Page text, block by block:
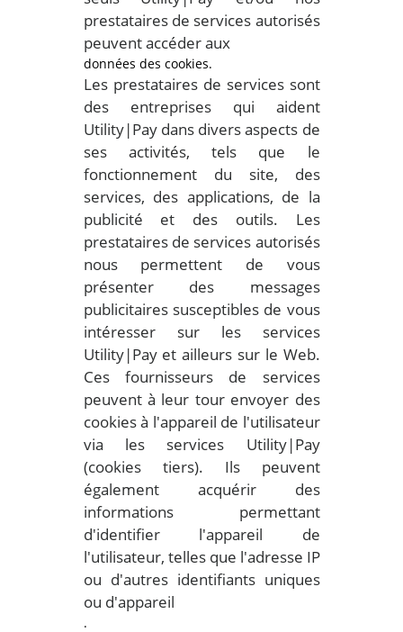
prestataires de services autorisés
peuvent accéder aux
données des cookies.
Les prestataires de services sont
des entreprises qui aident
Utility|Pay dans divers aspects de
ses activités, tels que le
fonctionnement du site, des
services, des applications, de la
publicité et des outils. Les
prestataires de services autorisés
nous permettent de vous
présenter des messages
publicitaires susceptibles de vous
intéresser sur les services
Utility|Pay et ailleurs sur le Web.
Ces fournisseurs de services
peuvent à leur tour envoyer des
cookies à l'appareil de l'utilisateur
via les services Utility|Pay
(cookies tiers). Ils peuvent
également acquérir des
informations permettant
d'identifier l'appareil de
l'utilisateur, telles que l'adresse IP
ou d'autres identifiants uniques
ou d'appareil
.